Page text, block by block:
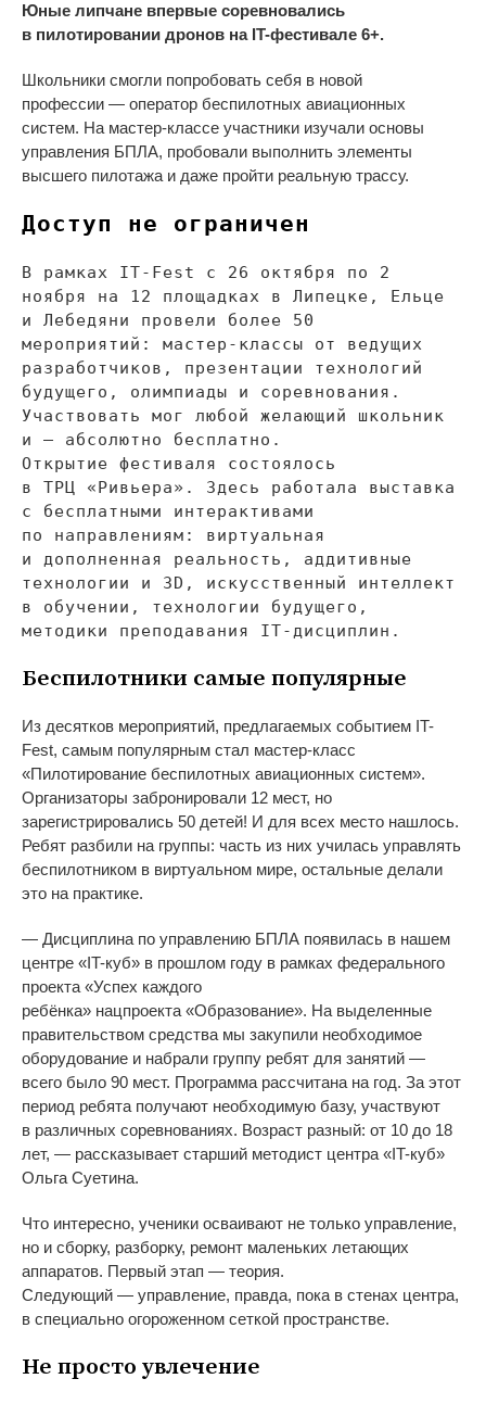
Юные липчане впервые соревновались
в пилотировании дронов на IT-фестивале 6+.
Школьники смогли попробовать себя в новой
профессии — оператор беспилотных авиационных
систем. На мастер-классе участники изучали основы
управления БПЛА, пробовали выполнить элементы
высшего пилотажа и даже пройти реальную трассу.
Доступ не ограничен
В рамках IT-Fest с 26 октября по
2
ноября на
12 площадках в
Липецке, Ельце
и
Лебедяни провели более 50
мероприятий: мастер-классы от
ведущих
разработчиков, презентации технологий
будущего, олимпиады и
соревнования.
Участвовать мог любой желающий школьник
и
— абсолютно бесплатно.
Открытие фестиваля состоялось
в
ТРЦ «Ривьера» . Здесь работала выставка
с
бесплатными интерактивами
по
направлениям: виртуальная
и
дополненная реальность, аддитивные
технологии и
3D, искусственный интеллект
в
обучении, технологии будущего,
методики преподавания IT-дисциплин .
Беспилотники самые популярные
Из десятков мероприятий, предлагаемых событием IT-
Fest, самым популярным стал мастер-класс
«Пилотирование беспилотных авиационных систем».
Организаторы забронировали 12 мест, но
зарегистрировались 50 детей! И для всех место нашлось.
Ребят разбили на группы: часть из них училась управлять
беспилотником в виртуальном мире, остальные делали
это на практике.
— Дисциплина по управлению БПЛА появилась в нашем
центре «IT-куб» в прошлом году в рамках федерального
проекта «Успех каждого
ребёнка» нацпроекта «Образование». На выделенные
правительством средства мы закупили необходимое
оборудование и набрали группу ребят для занятий —
всего было 90 мест. Программа рассчитана на год. За этот
период ребята получают необходимую базу, участвуют
в различных соревнованиях. Возраст разный: от 10 до 18
лет, — рассказывает старший методист центра «IT-куб»
Ольга Суетина.
Что интересно, ученики осваивают не только управление,
но и сборку, разборку, ремонт маленьких летающих
аппаратов. Первый этап — теория.
Следующий — управление, правда, пока в стенах центра,
в специально огороженном сеткой пространстве.
Не просто увлечение